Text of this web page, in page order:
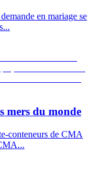
en mariage se
mers du monde
conteneurs de CMA